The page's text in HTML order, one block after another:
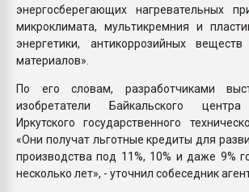
энергосберегающих нагревательных
микроклимата, мультикремния и
энергетики, антикоррозийных
материалов».
По его словам, разработчиками
изобретатели Байкальского центра
Иркутского государственного
«Они получат льготные кредиты для
производства под 11%, 10% и даже 9%
несколько лет», - уточнил собеседник